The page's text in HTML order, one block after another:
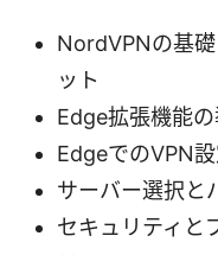
NordVPNの基
ット
Edge拡張機能
EdgeでのVPN
サーバー選択と
セキュリティと